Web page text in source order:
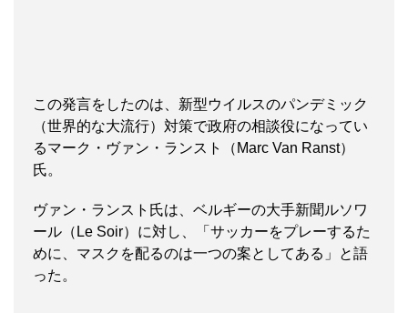
この発言をしたのは、新型ウイルスのパンデミック
（世界的な大流行）対策で政府の相談役になってい
るマーク・ヴァン・ランスト（Marc Van Ranst）
氏。
ヴァン・ランスト氏は、ベルギーの大手新聞ルソワ
ール（Le Soir）に対し、「サッカーをプレーするた
めに、マスクを配るのは一つの案としてある」と語
った。